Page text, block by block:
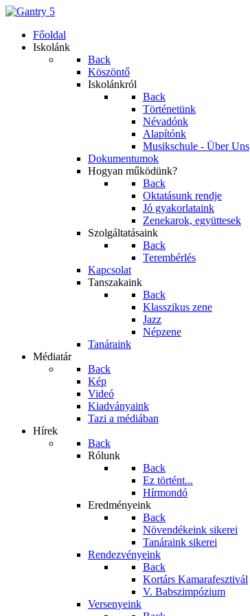
Főoldal
Iskolánk
Back
Köszöntő
Iskolánkról
Back
Történetünk
Névadónk
Alapítónk
Musikschule - Über Uns
Dokumentumok
Hogyan működünk?
Back
Oktatásunk rendje
Jó gyakorlataink
Zenekarok, együttesek
Szolgáltatásaink
Back
Terembérlés
Kapcsolat
Tanszakaink
Back
Klasszikus zene
Jazz
Népzene
Tanáraink
Médiatár
Back
Kép
Videó
Kiadványaink
Tazi a médiában
Hírek
Back
Rólunk
Back
Ez történt...
Hírmondó
Eredményeink
Back
Növendékeink sikerei
Tanáraink sikerei
Rendezvényeink
Back
Kortárs Kamarafesztivál
V. Babszimpózium
Versenyeink